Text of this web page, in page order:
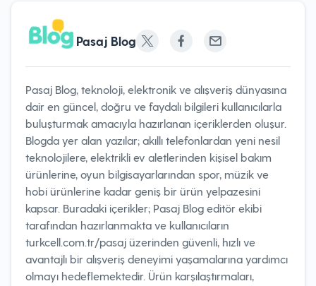
Pasaj Blog
Pasaj Blog, teknoloji, elektronik ve alışveriş dünyasına
dair en güncel, doğru ve faydalı bilgileri kullanıcılarla
buluşturmak amacıyla hazırlanan içeriklerden oluşur.
Blogda yer alan yazılar; akıllı telefonlardan yeni nesil
teknolojilere, elektrikli ev aletlerinden kişisel bakım
ürünlerine, oyun bilgisayarlarından spor, müzik ve
hobi ürünlerine kadar geniş bir ürün yelpazesini
kapsar. Buradaki içerikler; Pasaj Blog editör ekibi
tarafından hazırlanmakta ve kullanıcıların
turkcell.com.tr/pasaj üzerinden güvenli, hızlı ve
avantajlı bir alışveriş deneyimi yaşamalarına yardımcı
olmayı hedeflemektedir. Ürün karşılaştırmaları,